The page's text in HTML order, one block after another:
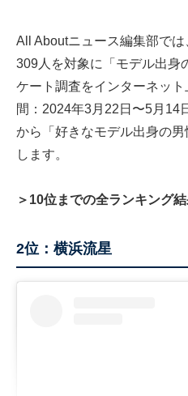
All Aboutニュース編集部で
309人を対象に「モデル出身
ケート調査をインターネッ
間：2024年3月22日〜5月14
から「好きなモデル出身の
します。
＞10位までの全ランキング
2位：横浜流星